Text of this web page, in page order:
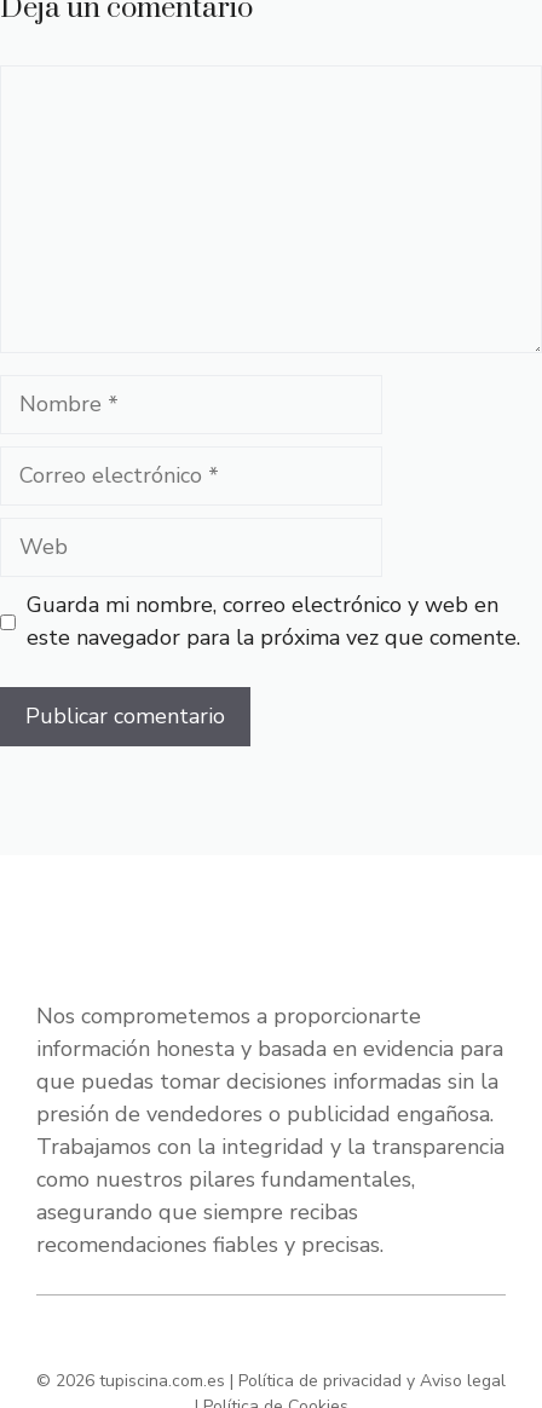
Deja un comentario
Nombre
Correo
Web
Guarda mi nombre, correo electrónico y web en
este navegador para la próxima vez que comente.
Nos comprometemos a proporcionarte
información honesta y basada en evidencia para
que puedas tomar decisiones informadas sin la
presión de vendedores o publicidad engañosa.
Trabajamos con la integridad y la transparencia
como nuestros pilares fundamentales,
asegurando que siempre recibas
recomendaciones fiables y precisas.
© 2026 tupiscina.com.es | Política de privacidad y Aviso legal